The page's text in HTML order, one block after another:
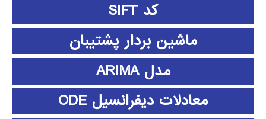
کد SIFT
ماشین بردار پشتیبان
مدل ARIMA
معادلات دیفرانسیل ODE